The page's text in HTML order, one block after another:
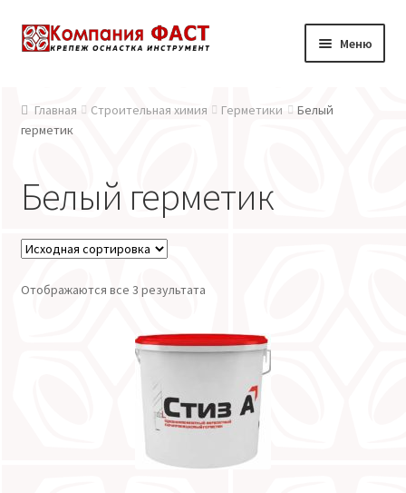
Перейти к навигации
Перейти к содержимому Меню
О компании
Каталог
Главная Строительная химия Герметики
Белый
герметик
Белый герметик
Отображаются все 3 результата